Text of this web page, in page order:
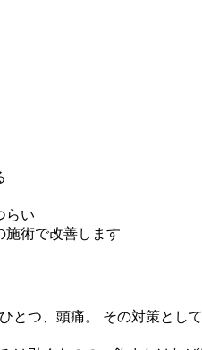
らい
施術で改善します
とつ、頭痛。 その対策と